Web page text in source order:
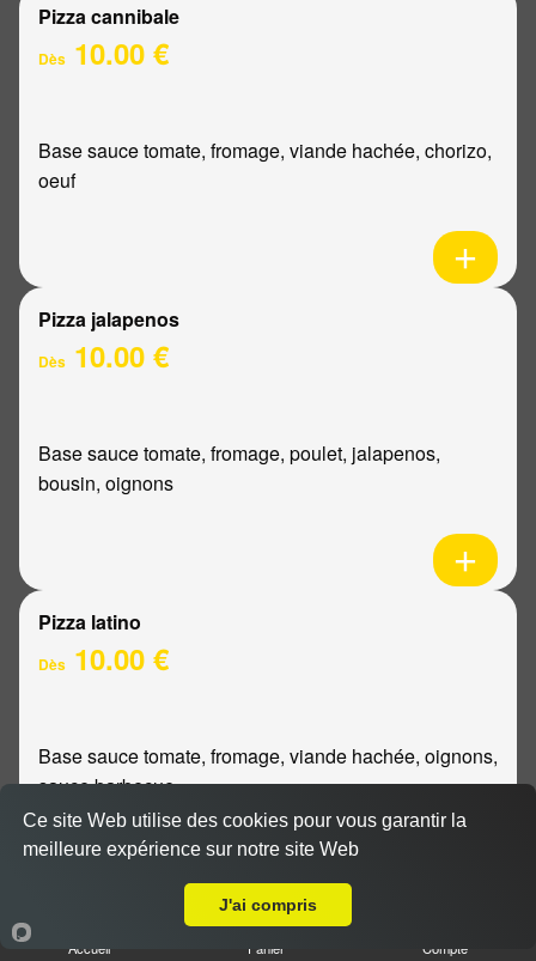
Pizza cannibale
Dès 10.00 €
Base sauce tomate, fromage, viande hachée, chorizo,
oeuf
Pizza jalapenos
Dès 10.00 €
Base sauce tomate, fromage, poulet, jalapenos,
bousin, oignons
Pizza latino
Dès 10.00 €
Base sauce tomate, fromage, viande hachée, oignons,
sauce barbecue
Accueil Panier Compte
Ce site Web utilise des cookies pour vous garantir la
meilleure expérience sur notre site Web
J'ai compris